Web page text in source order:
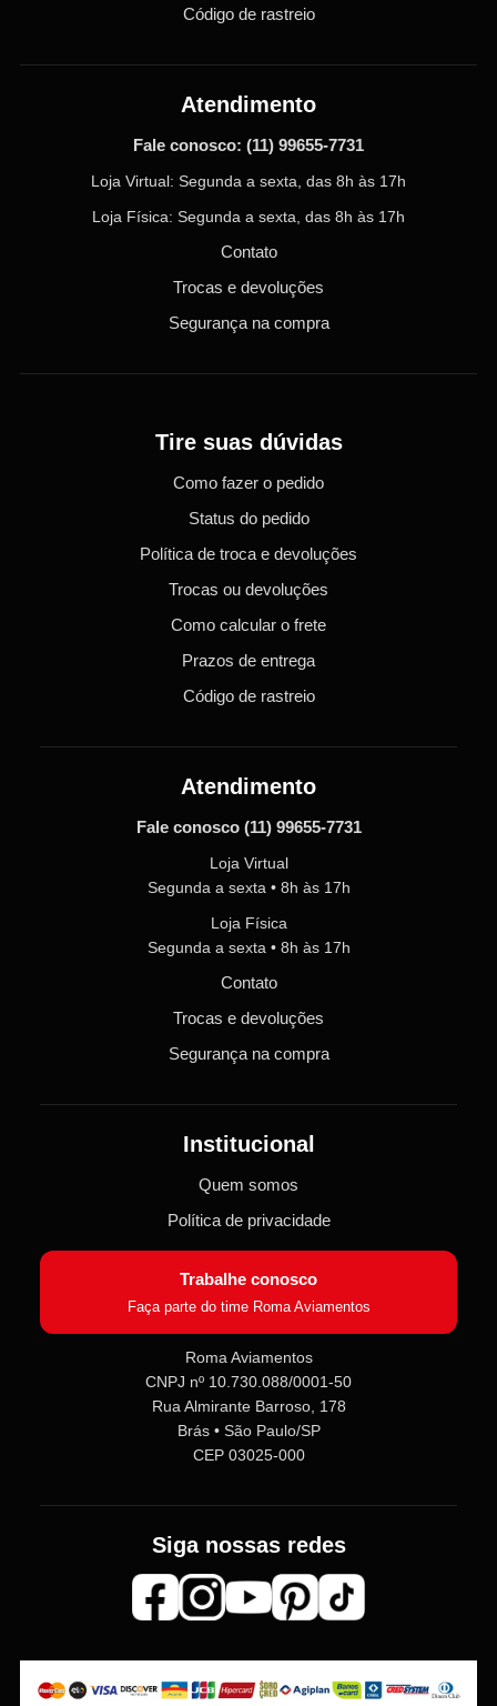
Roma Aviamentos
Online agora
Fale com a gente pelo SAC para tirar
ou entre no nosso Grupo VIP
receba em primeira mão
Código de rastreio
Atendimento
Fale conosco: (11) 99655-7731
Loja Virtual: Segunda a sexta, das 8h às 17h
Loja Física: Segunda a sexta, das 8h às 17h
Contato
Trocas e devoluções
Segurança na compra
Tire suas dúvidas
Como fazer o pedido
Status do pedido
Política de troca e devoluções
Trocas ou devoluções
Como calcular o frete
Prazos de entrega
Código de rastreio
Atendimento
Fale conosco (11) 99655-7731
Loja Virtual
Segunda a sexta • 8h às 17h
Loja Física
Segunda a sexta • 8h às 17h
Contato
Trocas e devoluções
Segurança na compra
Institucional
Quem somos
Política de privacidade
Trabalhe conosco
Faça parte do time Roma Aviamentos
Roma Aviamentos
CNPJ nº 10.730.088/0001-50
Rua Almirante Barroso, 178
Brás • São Paulo/SP
CEP 03025-000
Siga nossas redes